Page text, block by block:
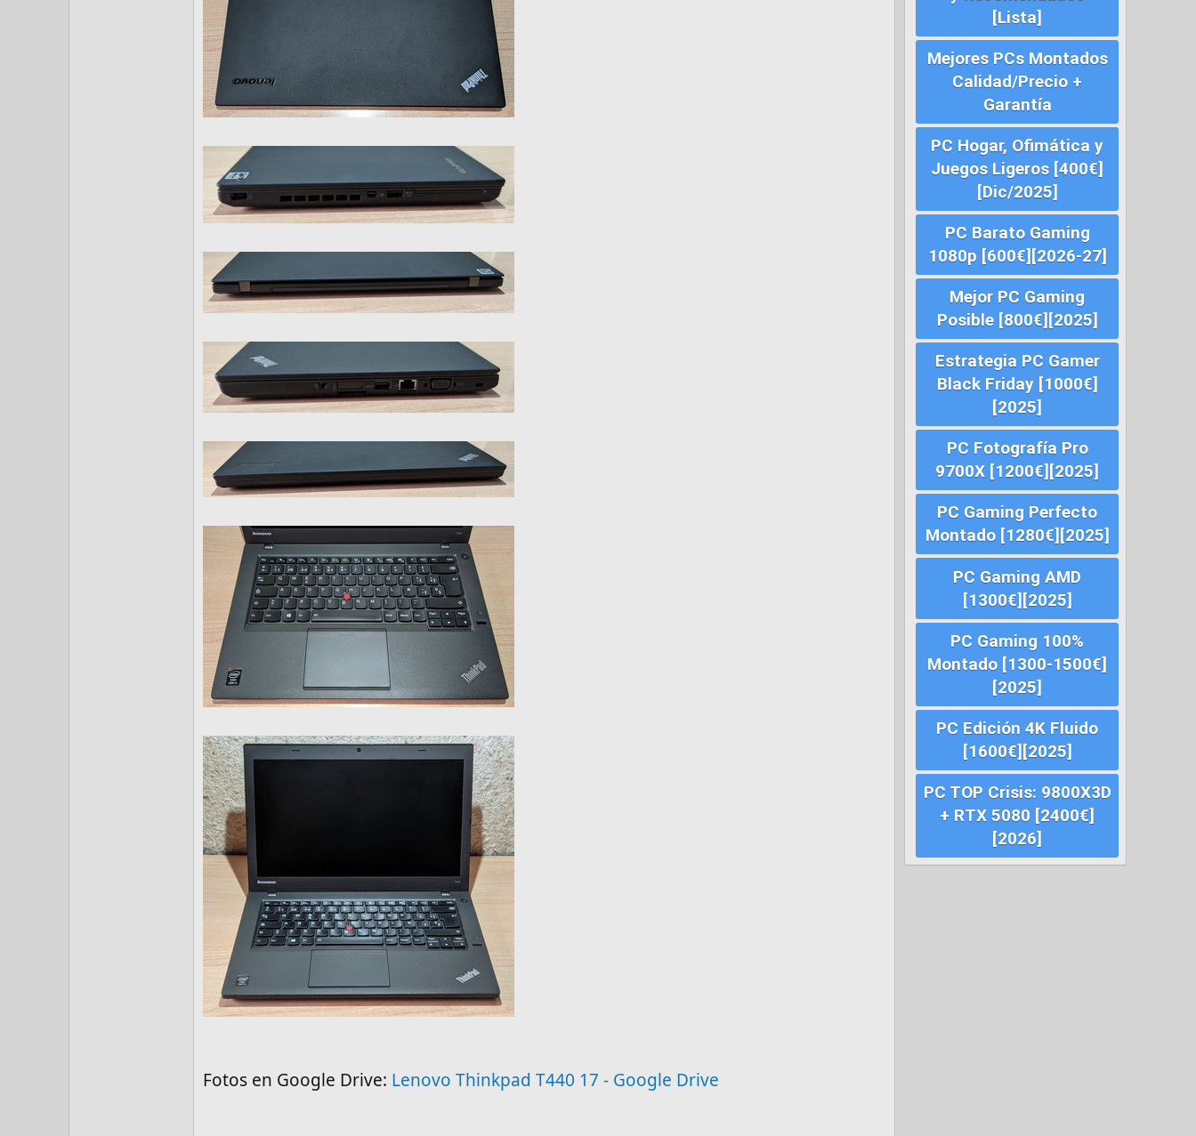
Fotos en Google Drive: Lenovo Thinkpad T440 17 - Google Drive
[Lista]
Mejores PCs Montados
Calidad/Precio +
Garantía
PC Hogar, Ofimática y
Juegos Ligeros [400€]
[Dic/2025]
PC Barato Gaming
1080p [600€][2026-27]
Mejor PC Gaming
Posible [800€][2025]
Estrategia PC Gamer
Black Friday [1000€]
[2025]
PC Fotografía Pro
9700X [1200€][2025]
PC Gaming Perfecto
Montado [1280€][2025]
PC Gaming AMD
[1300€][2025]
PC Gaming 100%
Montado [1300-1500€]
[2025]
PC Edición 4K Fluido
[1600€][2025]
PC TOP Crisis: 9800X3D
+ RTX 5080 [2400€]
[2026]